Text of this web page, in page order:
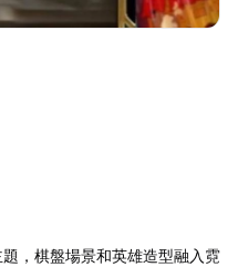
題，棋盤場景和英雄造型融入霓